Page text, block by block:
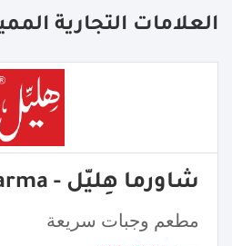
العلامات التجارية
شاورما هِليّل - Hlayel shawarma
مطعم وجبات سريعة